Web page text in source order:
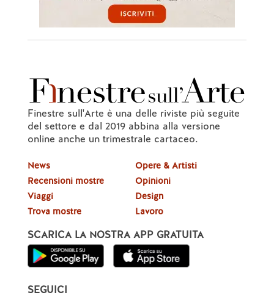
Finestre sull'Arte è una delle riviste più seguite
del settore e dal 2019 abbina alla versione
online anche un trimestrale cartaceo.
News
Recensioni mostre
Viaggi
Trova mostre
Opere & Artisti
Opinioni
Design
Lavoro
SCARICA LA NOSTRA APP GRATUITA
SEGUICI